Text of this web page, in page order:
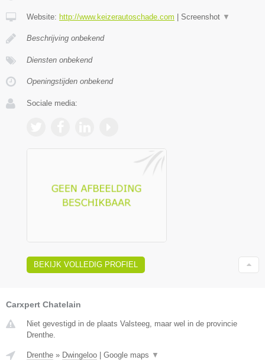
Website: http://www.keizerautoschade.com Screenshot ▼
Beschrijving onbekend
Diensten onbekend
Openingstijden onbekend
Sociale media:
BEKIJK VOLLEDIG PROFIEL
Carxpert Chatelain
Niet gevestigd in de plaats Valsteeg, maar wel in de provincie
Drenthe.
Drenthe » Dwingeloo Google maps ▼